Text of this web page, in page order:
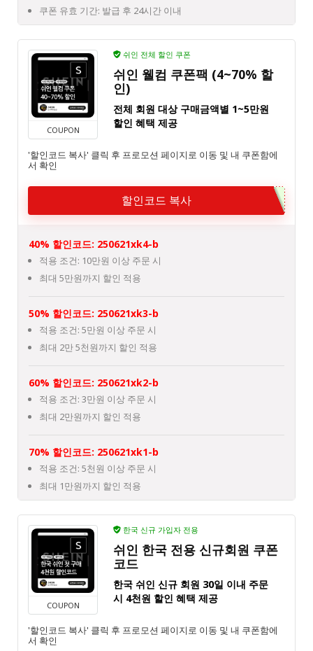
쿠폰 유효 기간: 발급 후 24시간 이내
COUPON
쉬인 전체 할인 쿠폰
쉬인 웰컴 쿠폰팩 (4~70% 할
인)
전체 회원 대상 구매금액별 1~5만원
할인 혜택 제공
'할인코드 복사' 클릭 후 프로모션 페이지로 이동 및 내 쿠폰함에
서 확인
할인코드 복사
40% 할인코드: 250621xk4-b
적용 조건: 10만원 이상 주문 시
최대 5만원까지 할인 적용
50% 할인코드: 250621xk3-b
적용 조건: 5만원 이상 주문 시
최대 2만 5천원까지 할인 적용
60% 할인코드: 250621xk2-b
적용 조건: 3만원 이상 주문 시
최대 2만원까지 할인 적용
70% 할인코드: 250621xk1-b
적용 조건: 5천원 이상 주문 시
최대 1만원까지 할인 적용
COUPON
한국 신규 가입자 전용
쉬인 한국 전용 신규회원 쿠폰
코드
한국 쉬인 신규 회원 30일 이내 주문
시 4천원 할인 혜택 제공
'할인코드 복사' 클릭 후 프로모션 페이지로 이동 및 내 쿠폰함에
서 확인